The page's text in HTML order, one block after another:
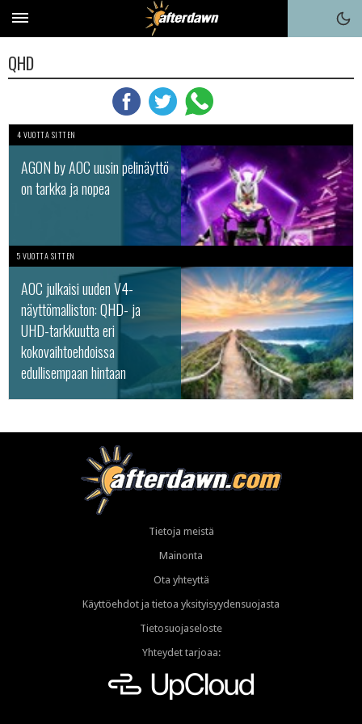
QHD
4 VUOTTA SITTEN
AGON by AOC uusin pelinäyttö
on tarkka ja nopea
5 VUOTTA SITTEN
AOC julkaisi uuden V4-
näyttömalliston: QHD- ja
UHD-tarkkuutta eri
kokovaihtoehdoissa
edullisempaan hintaan
Tietoja meistä
Mainonta
Ota yhteyttä
Käyttöehdot ja tietoa yksityisyydensuojasta
Tietosuojaseloste
Yhteydet tarjoaa: